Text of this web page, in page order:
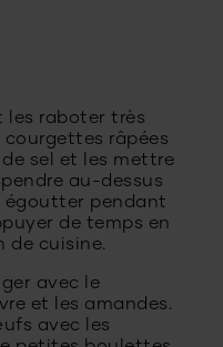
les raboter très
râpées
sel et les mettre
au-dessus
égoutter pendant
de temps en
de cuisine.
avec le
et les amandes.
avec les